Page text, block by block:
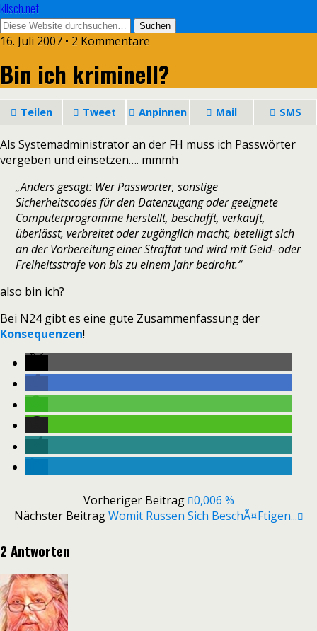
klisch.net
16. Juli 2007 • 2 Kommentare
Bin ich kriminell?
Teilen Tweet Anpinnen Mail SMS
Als Systemadministrator an der FH muss ich Passwörter
vergeben und einsetzen…. mmmh
„Anders gesagt: Wer Passwörter, sonstige
Sicherheitscodes für den Datenzugang oder geeignete
Computerprogramme herstellt, beschafft, verkauft,
überlässt, verbreitet oder zugänglich macht, beteiligt sich
an der Vorbereitung einer Straftat und wird mit Geld- oder
Freiheitsstrafe von bis zu einem Jahr bedroht.“
also bin ich?
Bei N24 gibt es eine gute Zusammenfassung der
Konsequenzen!
Vorheriger Beitrag 0,006 %
Nächster BeitragWomit Russen Sich BeschÃ¤ftigen...
2 Antworten